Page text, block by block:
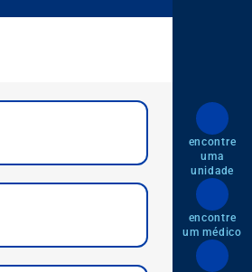
encontre
uma
unidade
encontre
um médico